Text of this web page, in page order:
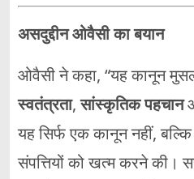
असदुद्दीन ओवैसी का बयान
ओवैसी ने कहा, “यह कानून
स्वतंत्रता,सांस्कृतिक पहचान
यह सिर्फ एक कानून नहीं,
संपत्तियों को खत्म करने की।